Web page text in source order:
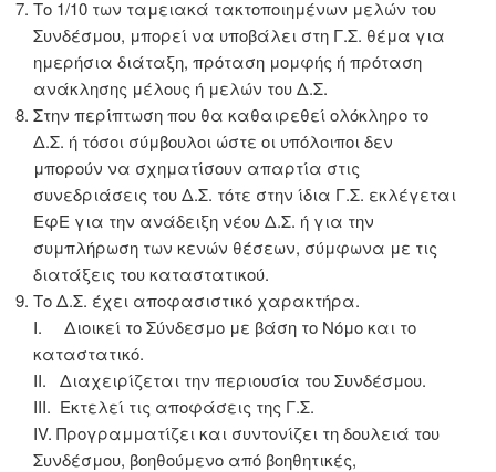
Το 1/10 των ταμειακά τακτοποιημένων μελών του
Συνδέσμου, μπορεί να υποβάλει στη Γ.Σ. θέμα για
ημερήσια διάταξη, πρόταση μομφής ή πρόταση
ανάκλησης μέλους ή μελών του Δ.Σ.
Στην περίπτωση που θα καθαιρεθεί ολόκληρο το
Δ.Σ. ή τόσοι σύμβουλοι ώστε οι υπόλοιποι δεν
μπορούν να σχηματίσουν απαρτία στις
συνεδριάσεις του Δ.Σ. τότε στην ίδια Γ.Σ. εκλέγεται
ΕφΕ για την ανάδειξη νέου Δ.Σ. ή για την
συμπλήρωση των κενών θέσεων, σύμφωνα με τις
διατάξεις του καταστατικού.
Το Δ.Σ. έχει αποφασιστικό χαρακτήρα.
Ι. Διοικεί το Σύνδεσμο με βάση το Νόμο και το
καταστατικό.
ΙΙ. Διαχειρίζεται την περιουσία του Συνδέσμου.
ΙΙΙ. Εκτελεί τις αποφάσεις της Γ.Σ.
ΙV. Προγραμματίζει και συντονίζει τη δουλειά του
Συνδέσμου, βοηθούμενο από βοηθητικές,